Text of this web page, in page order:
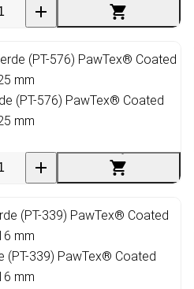
(PT-576) PawTex® Coated
mm
(PT-339) PawTex® Coated
mm